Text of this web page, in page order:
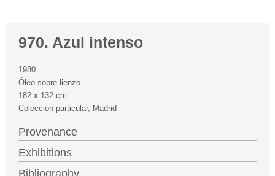
970. Azul intenso
1980
Óleo sobre lienzo
182 x 132 cm
Colección particular, Madrid
Provenance
Exhibitions